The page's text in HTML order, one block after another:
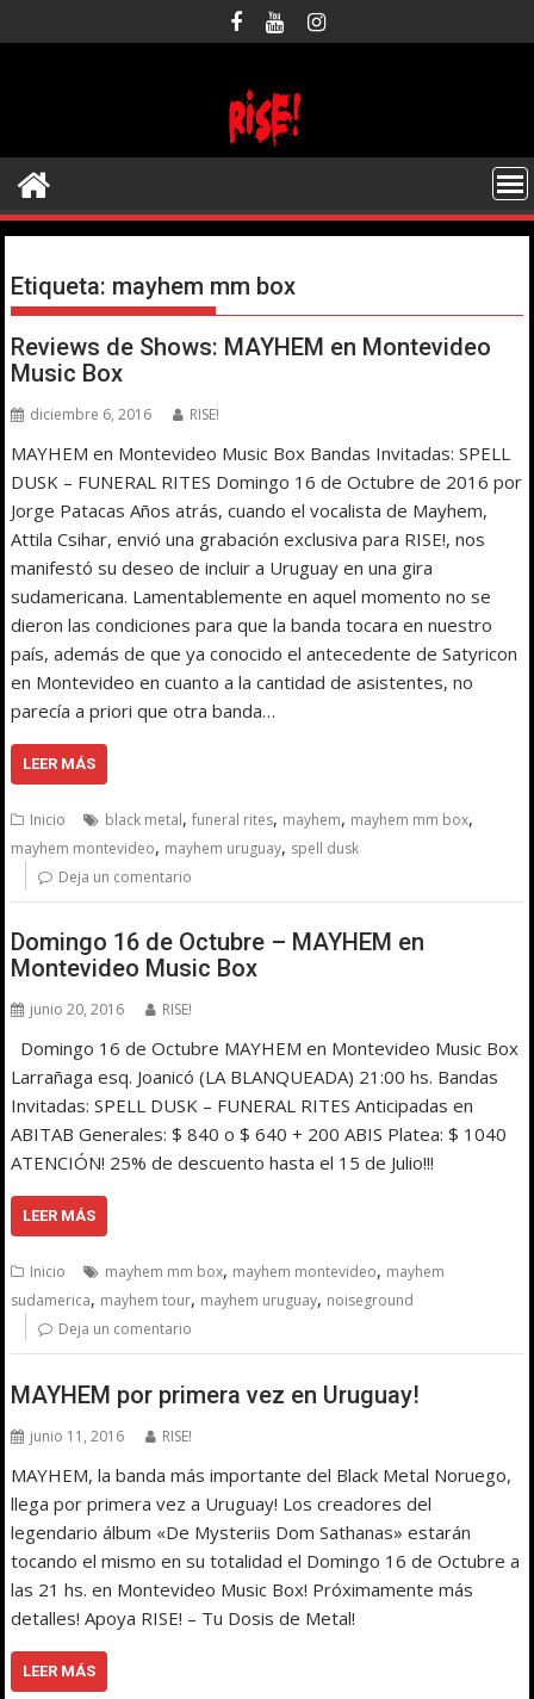
al
Etiqueta: mayhem mm box
Reviews de Shows: MAYHEM en Montevideo
Music Box
diciembre 6, 2016 RISE!
MAYHEM en Montevideo Music Box Bandas Invitadas: SPELL
DUSK – FUNERAL RITES Domingo 16 de Octubre de 2016 por
Jorge Patacas Años atrás, cuando el vocalista de Mayhem,
Attila Csihar, envió una grabación exclusiva para RISE!, nos
manifestó su deseo de incluir a Uruguay en una gira
sudamericana. Lamentablemente en aquel momento no se
dieron las condiciones para que la banda tocara en nuestro
país, además de que ya conocido el antecedente de Satyricon
en Montevideo en cuanto a la cantidad de asistentes, no
parecía a priori que otra banda…
LEER MÁS
Inicio black metal,funeral rites, mayhem, mayhem mm box,
mayhem montevideo, mayhem uruguay, spell dusk
Deja un comentario
Domingo 16 de Octubre – MAYHEM en
Montevideo Music Box
junio 20, 2016 RISE!
Domingo 16 de Octubre MAYHEM en Montevideo Music Box
Larrañaga esq. Joanicó (LA BLANQUEADA) 21:00 hs. Bandas
Invitadas: SPELL DUSK – FUNERAL RITES Anticipadas en
ABITAB Generales: $ 840 o $ 640 + 200 ABIS Platea: $ 1040
ATENCIÓN! 25% de descuento hasta el 15 de Julio!!!
LEER MÁS
Inicio mayhem mm box, mayhem montevideo, mayhem
sudamerica, mayhem tour, mayhem uruguay, noiseground
Deja un comentario
MAYHEM por primera vez en Uruguay!
junio 11, 2016 RISE!
MAYHEM, la banda más importante del Black Metal Noruego,
llega por primera vez a Uruguay! Los creadores del
legendario álbum «De Mysteriis Dom Sathanas» estarán
tocando el mismo en su totalidad el Domingo 16 de Octubre a
las 21 hs. en Montevideo Music Box! Próximamente más
detalles! Apoya RISE! – Tu Dosis de Metal!
LEER MÁS